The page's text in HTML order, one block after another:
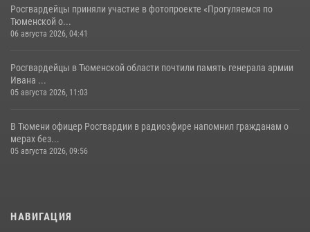
Росгвардейцы приняли участие в фотопроекте «Прогуляемся по
Тюменской о...
06 августа 2026, 04:41
Росгвардейцы в Тюменской области почтили память генерала армии
Ивана ...
05 августа 2026, 11:03
В Тюмени офицер Росгвардии в радиоэфире напомнил гражданам о
мерах без...
05 августа 2026, 09:56
НАВИГАЦИЯ